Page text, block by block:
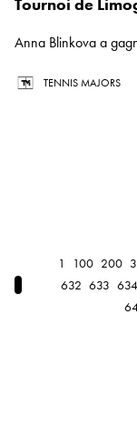
Tournoi de
Anna Blinkova a
TENNIS MAJORS
← Previous
1 100 200
632 633 634